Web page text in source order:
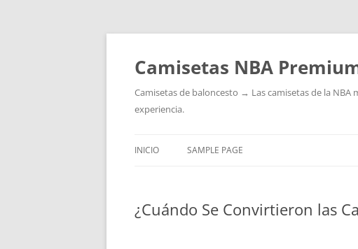
Camisetas NBA
Camisetas de baloncesto → Las camisetas de la NBA
experiencia.
INICIO SAMPLE PAGE
¿Cuándo Se Convirtieron las